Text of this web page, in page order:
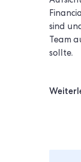
sind
Team
sollte.